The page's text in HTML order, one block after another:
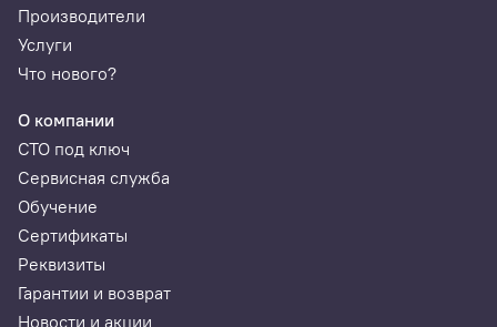
Производители
Услуги
Что нового?
О компании
СТО под ключ
Сервисная служба
Обучение
Сертификаты
Реквизиты
Гарантии и возврат
Новости и акции